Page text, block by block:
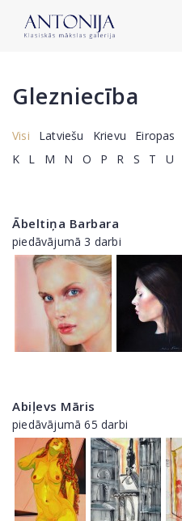
Glezniecība
Visi Latviešu Krievu Eiropas
K
L M N O P R S T U
Ābeltiņa Barbara
piedāvājumā 3 darbi
Abiļevs Māris
piedāvājumā 65 darbi